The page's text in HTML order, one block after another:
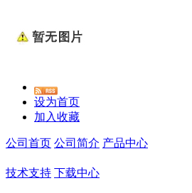
设为首页
加入收藏
公司首页 公司简介 产品中心
技术支持 下载中心